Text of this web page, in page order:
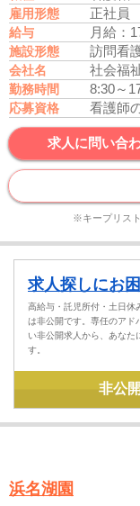
雇用形態 正社員
給与 月給：
施設形態 訪問看
会社名 社会福
勤務時間 8:30～
応募資格 看護師
求人に問い合
※キープリス
求人探しにお
高給与・託児所付・土日休
は非公開です。専任のアド
い非公開求人から、あなた
す。
非公
浜名湖園